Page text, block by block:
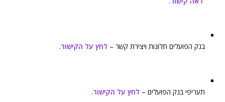
בנק הפועלים תלונות ויצירת קשר – לחץ על הקישור.
תעריפי בנק הפועלים – לחץ על הקישור.